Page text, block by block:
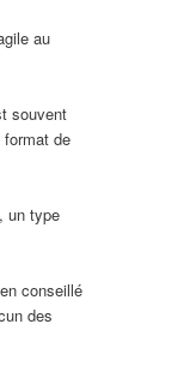
au
souvent
de
un type
conseillé
des